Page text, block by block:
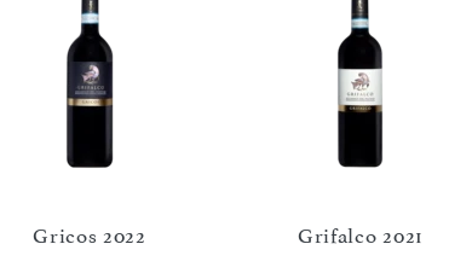
Gricos 2022 Grifalco 2021